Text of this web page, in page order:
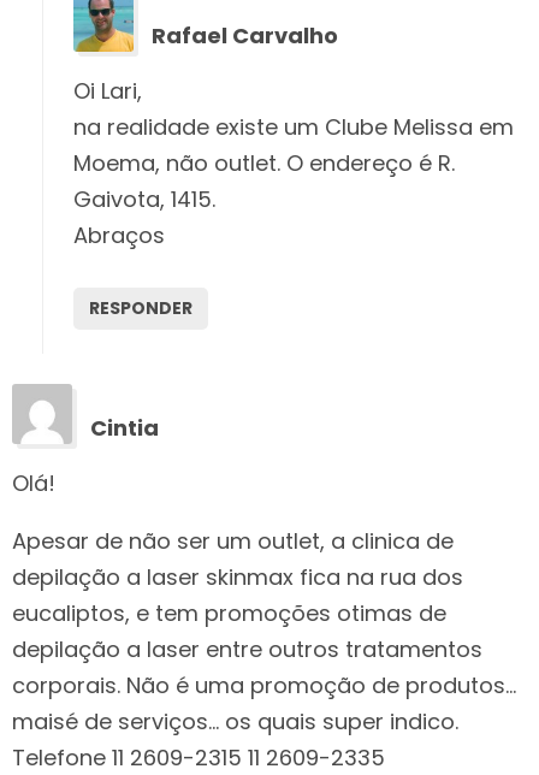
Rafael Carvalho
Oi Lari,
na realidade existe um Clube Melissa em
Moema, não outlet. O endereço é R.
Gaivota, 1415.
Abraços
RESPONDER
Cintia
Olá!
Apesar de não ser um outlet, a clinica de
depilação a laser skinmax fica na rua dos
eucaliptos, e tem promoções otimas de
depilação a laser entre outros tratamentos
corporais. Não é uma promoção de produtos…
maisé de serviços… os quais super indico.
Telefone 11 2609-2315 11 2609-2335